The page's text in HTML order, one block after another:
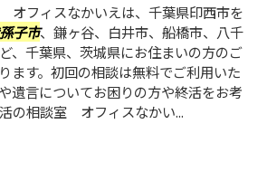
フィスなかいえは、千葉県印西市を
子市、鎌ヶ谷、白井市、船橋市、八千
、千葉県、茨城県にお住まいの方のご
ます。初回の相談は無料でご利用いた
遺言についてお困りの方や終活をお考
の相談室 オフィスなかい...